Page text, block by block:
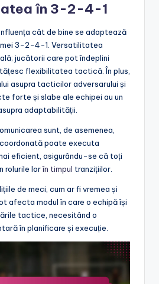
în 3-2-4-1
cât de bine se adaptează
3-2-4-1. Versatilitatea
jucătorii care pot îndeplini
flexibilitatea tactică. În plus,
asupra tacticilor adversarului și
forte și slabe ale echipei au un
adaptabilității.
sunt, de asemenea,
poate executa
eficient, asigurându-se că toți
rolurile lorîn timpul tranzițiilor.
de meci, cum ar fi vremea și
afecta modul în care o echipă își
tactice, necesitând o
în planificare și execuție.